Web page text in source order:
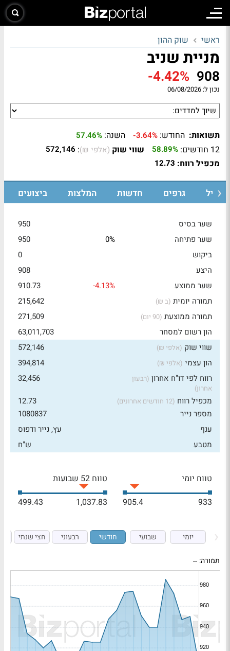
ראשי שוק ההון
מניית שניב
908
-4.42%
נכון ל: 06/08/2026
תשואות: החודש: -3.64% השנה: 57.46%
12 חודשים: 58.89% שווי שוק (אלפי ₪):
572,146
מכפיל רווח: 12.73
גרפים חדשות המלצות ביצועים
שער בסיס
950
שער פתיחה
0%
950
ביקוש
0
היצע
908
שער ממוצע
-4.13%
910.73
תמורה יומית (ב ₪)
215,642
תמורה ממוצעת (90 יום)
271,509
הון רשום למסחר
63,011,703
שווי שוק (אלפי ₪)
572,146
הון עצמי (אלפי ₪)
394,814
רווח לפי דו"ח אחרון (רבעון
אחרון)
32,456
מכפיל רווח (12 חודשים אחרונים)
12.73
מספר נייר
1080837
ענף
עץ, נייר ודפוס
מטבע
ש"ח
טווח יומי
933
905.4
טווח 52 שבועות
1,037.83
499.43
יומי שבועי חודשי רבעוני חצי שנתי
תמורה: --